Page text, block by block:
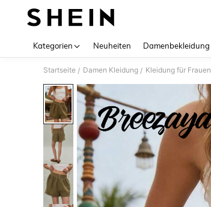
Kategorien Neuheiten Damenbekleidung
Startseite / Damen Kleidung / Kleidung für Frauen